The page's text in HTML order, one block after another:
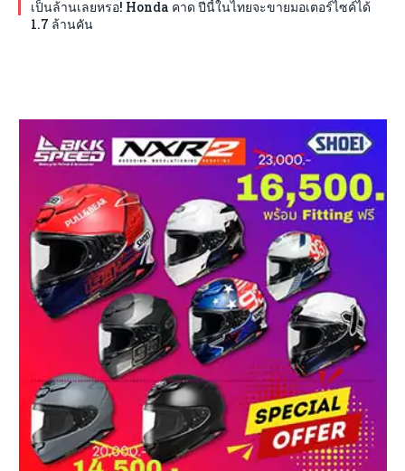
เป็นล้านเลยหรอ! Honda คาด ปีนี้ในไทยจะขายมอเตอร์ไซค์ได้
1.7 ล้านคัน